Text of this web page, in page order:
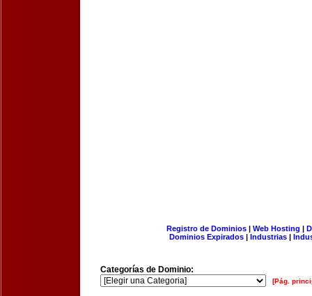
Registro de Dominios| Web Hosting |
Dominios Expirados | Industrias |
Categorías de Dominio:
[Pág.